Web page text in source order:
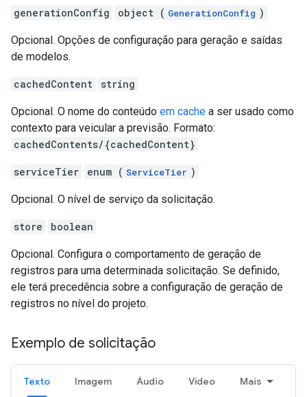
generationConfig object ( GenerationConfig )
Opcional. Opções de configuração para geração e saídas
de modelos.
cachedContent string
Opcional. O nome do conteúdo em cache a ser usado como
contexto para veicular a previsão. Formato:
cachedContents/{cachedContent}
serviceTier enum ( ServiceTier )
Opcional. O nível de serviço da solicitação.
store boolean
Opcional. Configura o comportamento de geração de
registros para uma determinada solicitação. Se definido,
ele terá precedência sobre a configuração de geração de
registros no nível do projeto.
Exemplo de solicitação
Texto Imagem Áudio Vídeo Mais